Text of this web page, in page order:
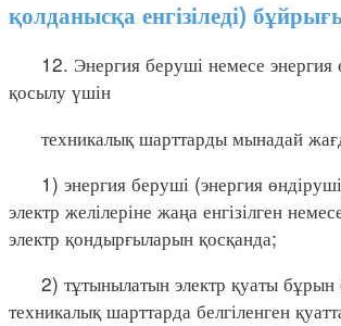
қолданысқа енгізіледі)
12. Энергия беруші немесе энергия
қосылу үшін
техникалық шарттарды мынадай
1) энергия беруші (энергия
электр желілеріне жаңа енгізілген
электр қондырғыларын қосқанда;
2) тұтынылатын электр қуаты бұрын
техникалық шарттарда белгіленген